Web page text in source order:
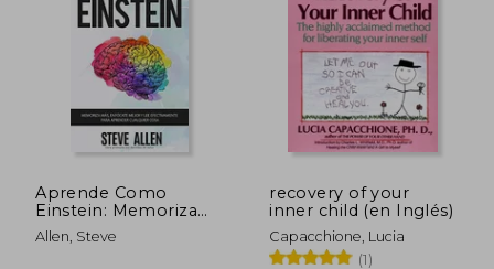
45% 45%
dcto. $
Aprende Como
Einstein: Memoriza
Más, Enfócate Mejor y
lee Efectivamente
Allen, Steve
recovery of your
inner child (en Inglés)
Capacchione, Lucia
(1)